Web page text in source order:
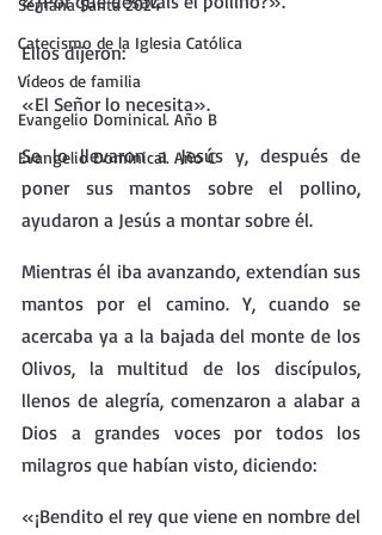
Semana Santa 2024
Catecismo de la Iglesia Católica
Vídeos de familia
Evangelio Dominical. Año B
Evangelio Dominical. Año C
Ellos dijeron:
«El Señor lo necesita».
Se lo llevaron a Jesús y, después de
poner sus mantos sobre el pollino,
ayudaron a Jesús a montar sobre él.
Mientras él iba avanzando, extendían sus
mantos por el camino. Y, cuando se
acercaba ya a la bajada del monte de los
Olivos, la multitud de los discípulos,
llenos de alegría, comenzaron a alabar a
Dios a grandes voces por todos los
milagros que habían visto, diciendo:
«¡Bendito el rey que viene en nombre del